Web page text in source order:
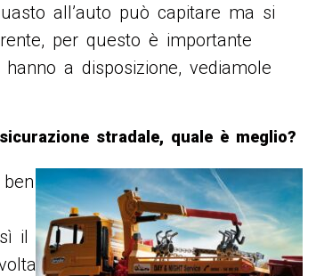
all’auto può capitare ma si
per questo è importante
a disposizione, vediamole
stradale, quale è meglio?
il